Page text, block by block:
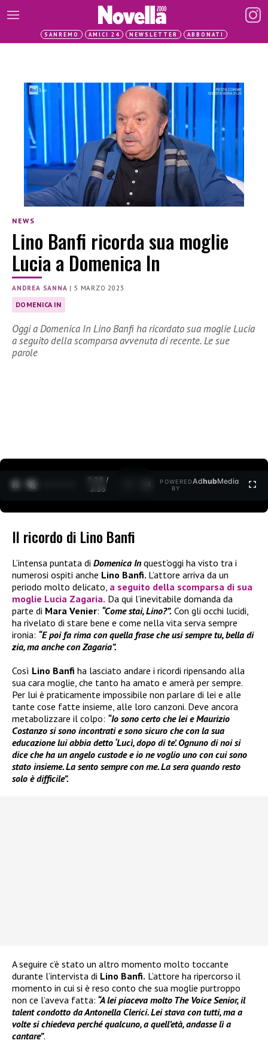
SANREMO AMICI 24 NEWSLETTER ABBONATI
NEWS
Lino Banfi ricorda sua moglie
Lucia a Domenica In
ANDREA SANNA |5 MARZO 2023
DOMENICA IN
Oggi a Domenica In Lino Banfi ha ricordato sua moglie Lucia
a seguito della scomparsa avvenuta di recente. Le sue
parole
0:30 /
3:35
POWERED
BY
AdhubMedia
Il ricordo di Lino Banfi
L’intensa puntata di Domenica In quest’oggi ha visto tra i
numerosi ospiti anche Lino Banfi. L’attore arriva da un
periodo molto delicato, a seguito della scomparsa di sua
moglie Lucia Zagaria. Da qui l’inevitabile domanda da
parte di Mara Venier: “Come stai, Lino?”. Con gli occhi lucidi,
ha rivelato di stare bene e come nella vita serva sempre
ironia: “E poi fa rima con quella frase che usi sempre tu, bella di
zia, ma anche con Zagaria”.
Così Lino Banfi ha lasciato andare i ricordi ripensando alla
sua cara moglie, che tanto ha amato e amerà per sempre.
Per lui è praticamente impossibile non parlare di lei e alle
tante cose fatte insieme, alle loro canzoni. Deve ancora
metabolizzare il colpo: “Io sono certo che lei e Maurizio
Costanzo si sono incontrati e sono sicuro che con la sua
educazione lui abbia detto ‘Lucì, dopo di te’. Ognuno di noi si
dice che ha un angelo custode e io ne voglio uno con cui sono
stato insieme. La sento sempre con me. La sera quando resto
solo è difficile”.
A seguire c’è stato un altro momento molto toccante
durante l’intervista di Lino Banfi. L’attore ha ripercorso il
momento in cui si è reso conto che sua moglie purtroppo
non ce l’aveva fatta: “A lei piaceva molto The Voice Senior, il
talent condotto da Antonella Clerici. Lei stava con tutti, ma a
volte si chiedeva perché qualcuno, a quell’età, andasse lì a
cantare”.